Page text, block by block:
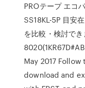
PROテープ エコ
SS18KL-5P 目安
を比較・検討で
May 2017
download and